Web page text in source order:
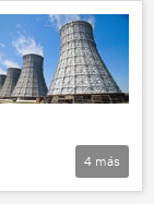
4 más